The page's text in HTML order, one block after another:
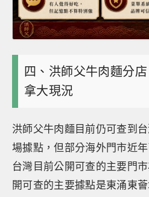
四、洪師父牛肉麵分
拿大現況
洪師父牛肉麵目前仍可查到
場據點，但部分海外門市近
台灣目前公開可查的主要門
開可查的主要據點是東涌東